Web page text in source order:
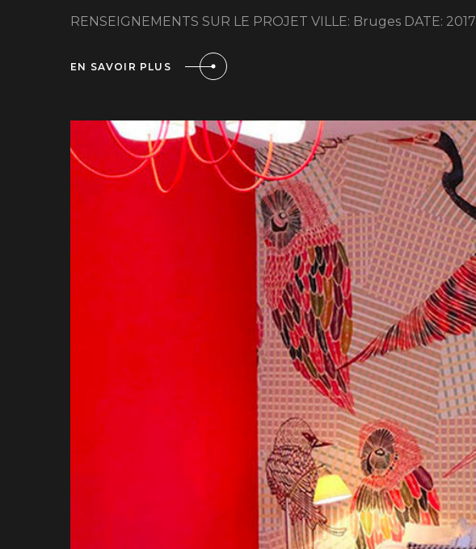
RENSEIGNEMENTS SUR LE PROJET VILLE: Bruges DATE: 2017
EN SAVOIR PLUS